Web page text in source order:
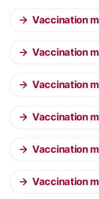
Vaccination
Vaccination
Vaccination
Vaccination
Vaccination
Vaccination